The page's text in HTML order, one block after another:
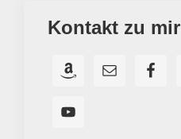
Kontakt zu mir